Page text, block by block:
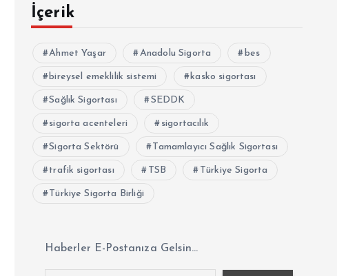
İçerik
Ahmet Yaşar Anadolu Sigorta bes
bireysel emeklilik sistemi kasko sigortası
Sağlık Sigortası SEDDK
sigorta acenteleri sigortacılık
Sigorta Sektörü Tamamlayıcı Sağlık Sigortası
trafik sigortası TSB Türkiye Sigorta
Türkiye Sigorta Birliği
Haberler E-Postanıza Gelsin...